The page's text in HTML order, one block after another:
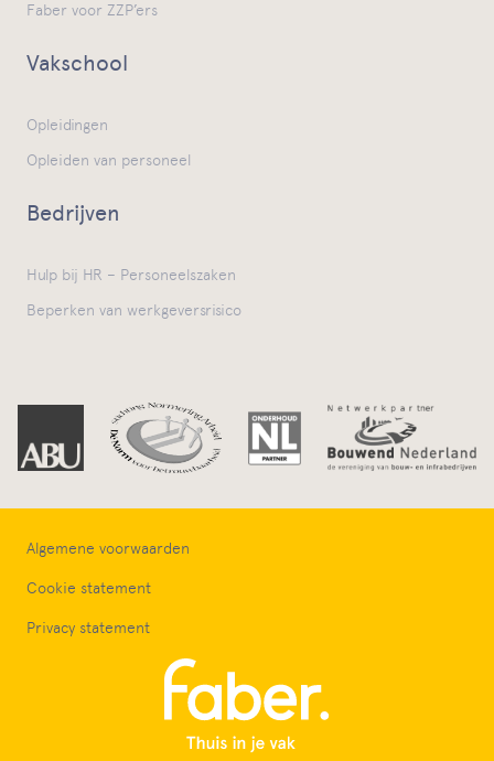
Faber voor ZZP’ers
Vakschool
Opleidingen
Opleiden van personeel
Bedrijven
Hulp bij HR – Personeelszaken
Beperken van werkgeversrisico
Algemene voorwaarden
Cookie statement
Privacy statement